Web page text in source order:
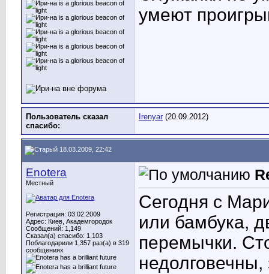
умеют
Пользователь сказал
cпасибо:
Irenyar (20.09.2012)
18.03.2009, 22:42
Enotera
Местный
Регистрация: 03.02.2009
Адрес: Киев, Академгородок
Сообщений: 1,149
Сказал(а) спасибо: 1,103
Поблагодарили 1,357 раз(а) в 319
сообщениях
Сегодня с
или бамбука,
перемычки.
недолговечны,